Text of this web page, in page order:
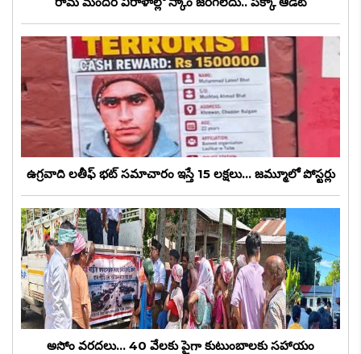
ఉగ్రవాది లతీఫ్ భట్ సమాచారం ఇస్తే 15 లక్షలు... జమ్మూలో పోస్టర్లు
అసోం వరదలు... 40 వేలకు పైగా కుటుంబాలకు సహాయం